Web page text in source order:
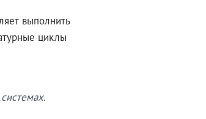
выполнить
циклы